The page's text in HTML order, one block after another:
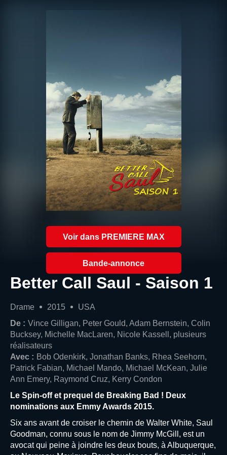
Voir dans PREMIERE MAX
Bande-annonce
Better Call Saul - Saison 1
Drame 2015
USA
De : Vince Gilligan, Peter Gould, Adam Bernstein, Colin
Bucksey, Michelle MacLaren, Nicole Kassell, plusieurs
réalisateurs
Avec : Bob Odenkirk, Jonathan Banks, Rhea Seehorn,
Patrick Fabian, Michael Mando, Michael McKean, Julie
Ann Emery, Raymond Cruz, Kerry Condon
Le Spin-off et prequel de Breaking Bad ! Deux
nominations aux Emmy Awards 2015.
Six ans avant de croiser le chemin de Walter White, Saul
Goodman, connu sous le nom de Jimmy McGill, est un
avocat qui peine à joindre les deux bouts, à Albuquerque,